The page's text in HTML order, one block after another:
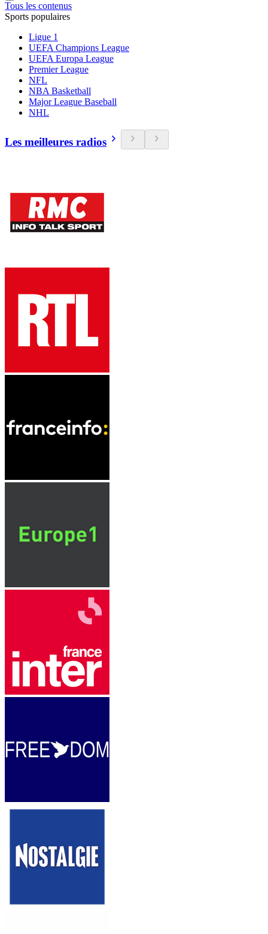
Tous les contenus
Sports populaires
Ligue 1
UEFA Champions League
UEFA Europa League
Premier League
NFL
NBA Basketball
Major League Baseball
NHL
Les meilleures radios